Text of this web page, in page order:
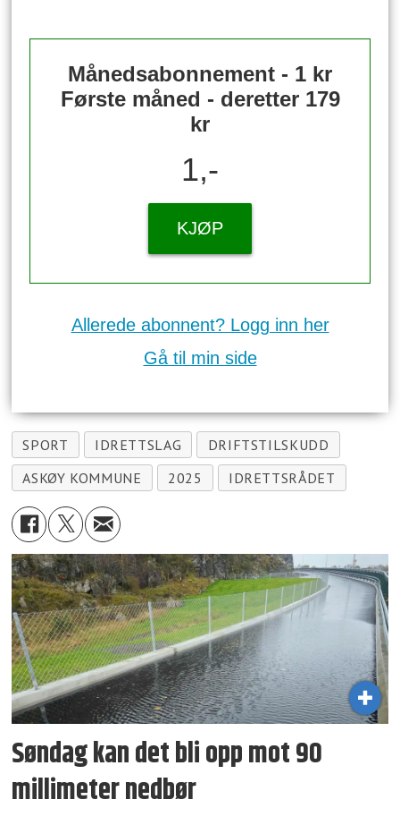
Månedsabonnement - 1 kr
Første måned - deretter 179
kr
1,-
KJØP
Allerede abonnent? Logg inn her
Gå til min side
SPORT IDRETTSLAG
DRIFTSTILSKUDD
ASKØY KOMMUNE
2025 IDRETTSRÅDET
Søndag kan det bli opp mot 90
millimeter nedbør